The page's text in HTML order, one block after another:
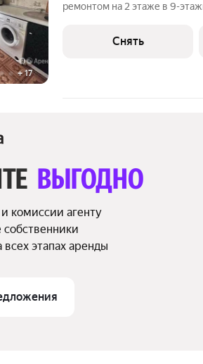
+17
ремонтом на 2 этаже в 9-
Дом - панельный, окна
Снять
ВЫГОДНО
комиссии агенту
этапах аренды